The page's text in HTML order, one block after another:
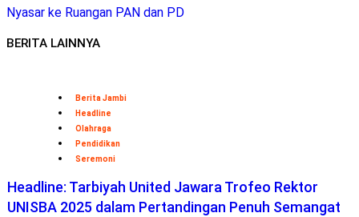
Nyasar ke Ruangan PAN dan PD
BERITA LAINNYA
Berita Jambi
Headline
Olahraga
Pendidikan
Seremoni
Headline: Tarbiyah United Jawara Trofeo Rektor
UNISBA 2025 dalam Pertandingan Penuh Semangat